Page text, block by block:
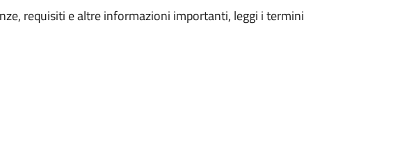
requisiti e altre informazioni importanti, leggi i termini